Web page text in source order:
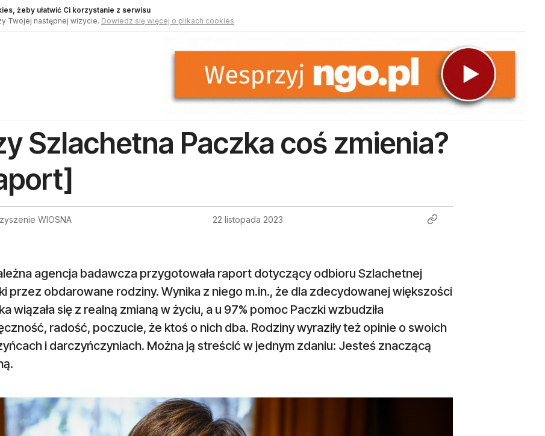
żeby ułatwić Ci korzystanie z serwisu
Twojej następnej wizycie. Dowiedz się więcej o plikach cookies
Szlachetna Paczka coś zmienia?
WIOSNA 22 listopada 2023
agencja badawcza przygotowała raport dotyczący odbioru Szlachetnej
przez obdarowane rodziny. Wynika z niego m.in., że dla zdecydowanej większości
wiązała się z realną zmianą w życiu, a u 97% pomoc Paczki wzbudziła
radość, poczucie, że ktoś o nich dba. Rodziny wyraziły też opinie o swoich
i darczyńczyniach. Można ją streścić w jednym zdaniu: Jesteś znaczącą